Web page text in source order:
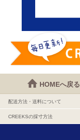
HOMEへ戻る
配送方法・送料について
CREEKSの採寸方法